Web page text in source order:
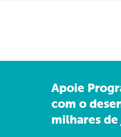
Apoie
com o
milhares de